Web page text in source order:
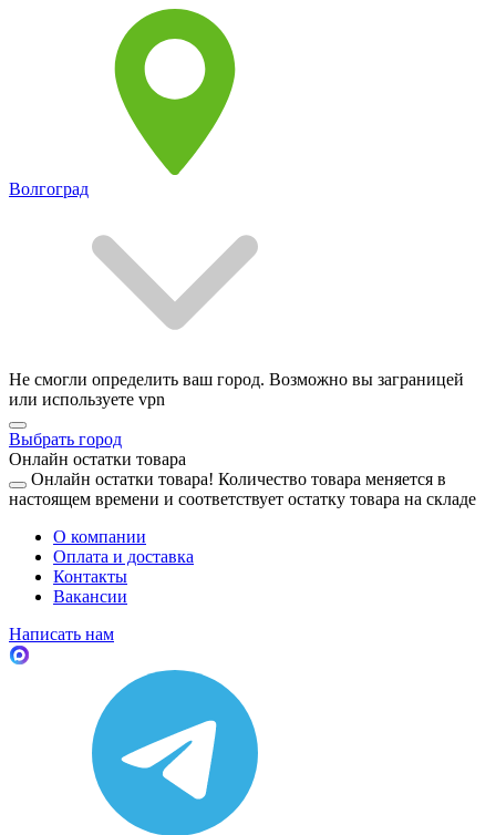
Волгоград
Не смогли определить ваш город. Возможно вы заграницей
или используете vpn
Выбрать город
Онлайн остатки товара
Онлайн остатки товара! Количество товара меняется в
настоящем времени и соответствует остатку товара на складе
О компании
Оплата и доставка
Контакты
Вакансии
Написать нам